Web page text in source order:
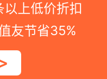
上低价折扣
友节省35%